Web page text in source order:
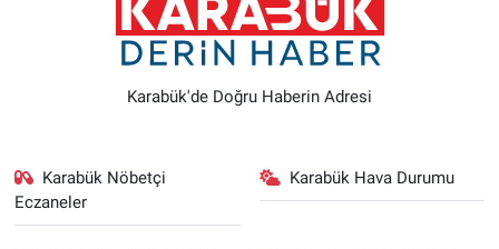
Karabük'de Doğru Haberin Adresi
Karabük Nöbetçi
Eczaneler
Karabük Hava Durumu